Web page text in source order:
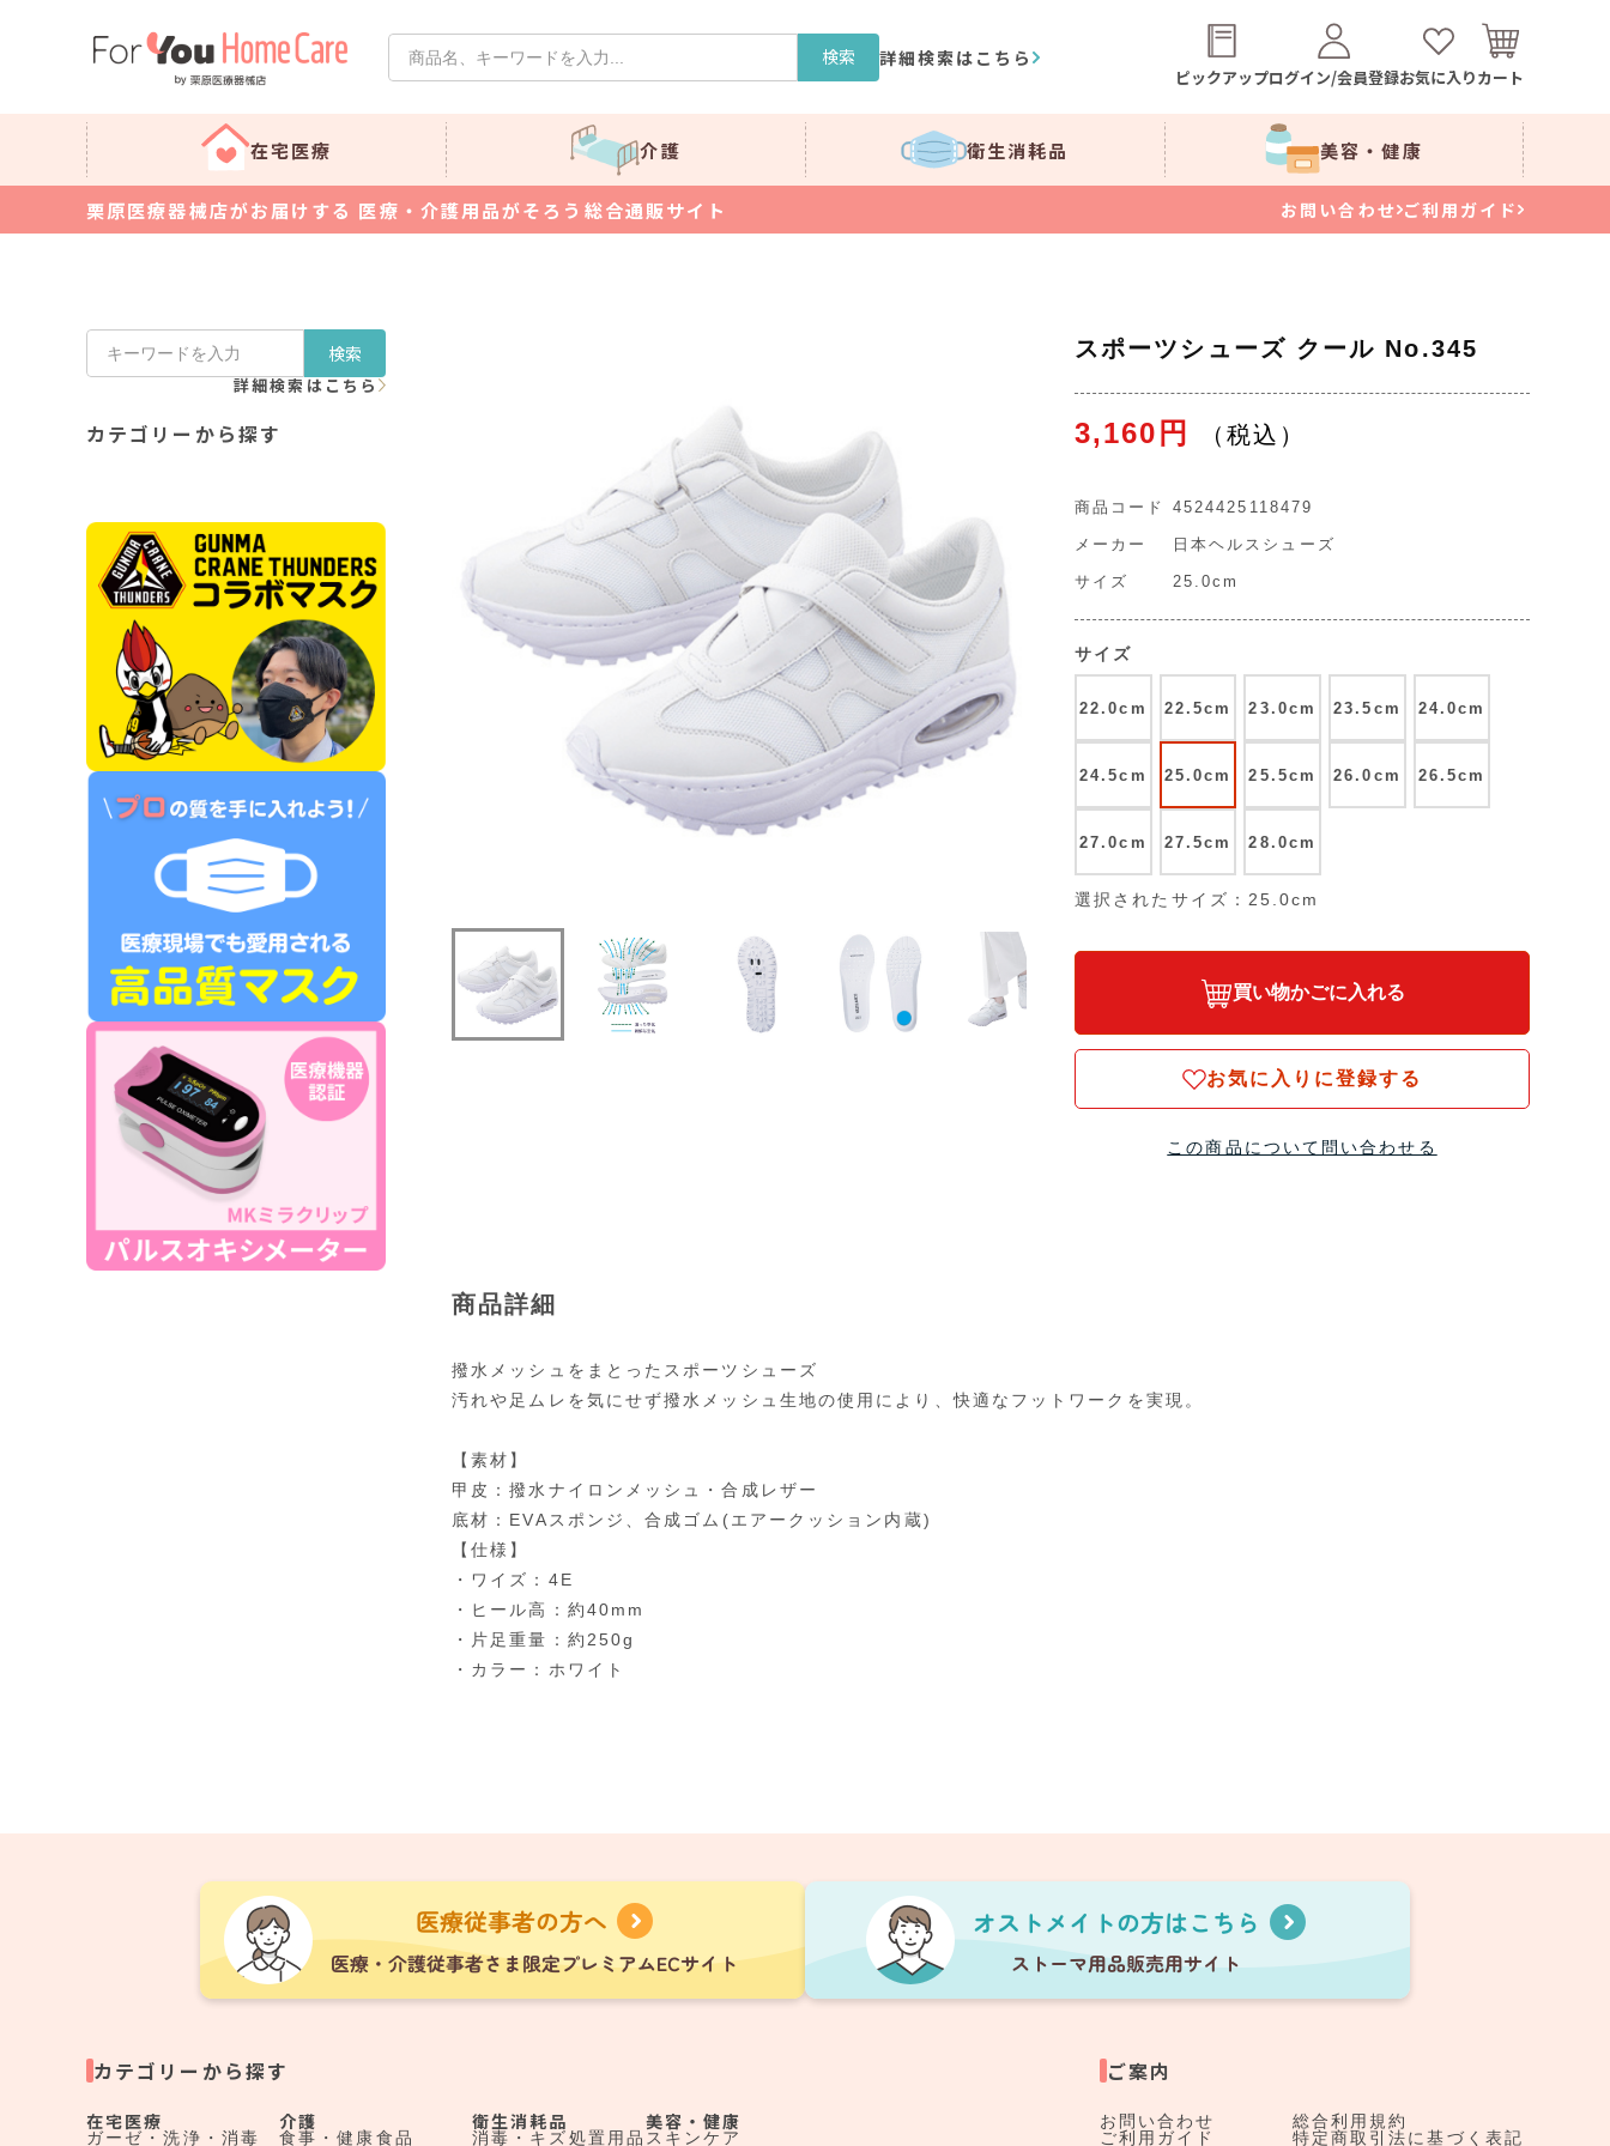
検索 詳細検索はこちら
ピックアップログイン/会員登録お気に入りカート
在宅医療 介護 衛生消耗品 美容・健康
栗原医療器械店がお届けする 医療・介護用品がそろう総合通販サイト お問い合わせ ご利用ガイド
検索
詳細検索はこちら
カテゴリーから探す
スポーツシューズ クール No.345
3,160円
商品コード 4524425118479
メーカー 日本ヘルスシューズ
サイズ 25.0cm
サイズ
22.0cm 22.5cm 23.0cm 23.5cm 24.0cm
24.5cm 25.0cm 25.5cm 26.0cm 26.5cm
27.0cm 27.5cm 28.0cm
選択されたサイズ：25.0cm
買い物かごに入れる
お気に入りに登録する
この商品について問い合わせる
商品詳細
撥水メッシュをまとったスポーツシューズ
汚れや足ムレを気にせず撥水メッシュ生地の使用により、快適なフットワークを実現。
【素材】
甲皮：撥水ナイロンメッシュ・合成レザー
底材：EVAスポンジ、合成ゴム(エアークッション内蔵)
【仕様】
・ワイズ：4E
・ヒール高：約40mm
・片足重量：約250g
・カラー：ホワイト
カテゴリーから探す
在宅医療
ガーゼ・洗浄・消毒
介護
食事・健康食品
衛生消耗品
消毒・キズ処置用品
美容・健康
スキンケア
ご案内
お問い合わせ
ご利用ガイド
総合利用規約
特定商取引法に基づく表記